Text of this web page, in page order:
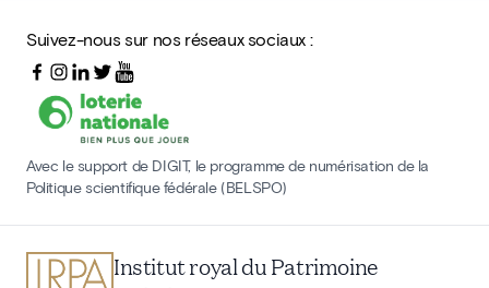
Suivez-nous sur nos réseaux sociaux :
Avec le support de DIGIT, le programme de numérisation de la
Politique scientifique fédérale (BELSPO)
Institut royal du Patrimoine